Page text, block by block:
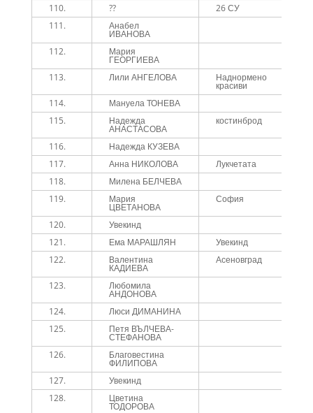
110.
?? 26 СУ
111.
Анабел
ИВАНОВА
112. Мария
ГЕОРГИЕВА
113. Лили АНГЕЛОВА Наднормено
красиви
114. Мануела ТОНЕВА
115.
Надежда
АНАСТАСОВА
костинброд
116. Надежда КУЗЕВА
117.
Анна НИКОЛОВА Лукчетата
118.
Милена БЕЛЧЕВА
119.
Мария
ЦВЕТАНОВА
София
120. Увекинд
121.
Ема МАРАШЛЯН Увекинд
122.
Валентина
КАДИЕВА
Асеновград
123. Любомила
АНДОНОВА
124. Люси ДИМАНИНА
125.
Петя ВЪЛЧЕВА-
СТЕФАНОВА
126. Благовестина
ФИЛИПОВА
127. Увекинд
128.
Цветина
ТОДОРОВА